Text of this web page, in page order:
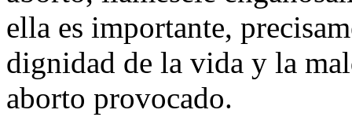
ella es importante,
dignidad de la vida y la
aborto provocado.